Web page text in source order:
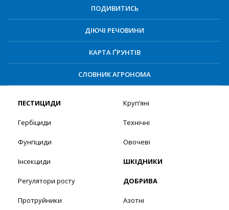
ПОДИВИТИСЬ
ДІЮЧІ РЕЧОВИНИ
КАРТА ҐРУНТІВ
СЛОВНИК АГРОНОМА
ПЕСТИЦИДИ
Гербіциди
Фунгіциди
Інсекциди
Регулятори росту
Протруйники
Круп’яні
Технічні
Овочеві
ШКІДНИКИ
ДОБРИВА
Азотні